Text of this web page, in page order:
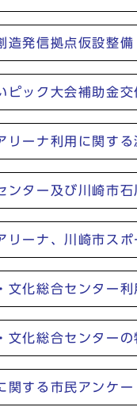
造発信拠点仮設整
ピック大会補助金交
リーナ利用に関する
ンター及び川崎市
リーナ、川崎市ス
文化総合センター
文化総合センター
関する市民アンケー